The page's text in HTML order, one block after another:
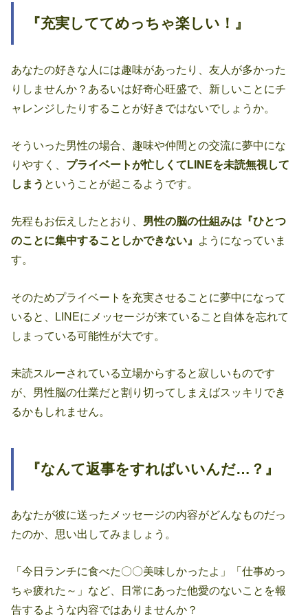
『充実しててめっちゃ楽しい！』
あなたの好きな人には趣味があったり、友人が多かった
りしませんか？あるいは好奇心旺盛で、新しいことにチ
ャレンジしたりすることが好きではないでしょうか。
そういった男性の場合、趣味や仲間との交流に夢中にな
りやすく、 プライベートが忙しくてLINEを未読無視して
しまう ということが起こるようです。
先程もお伝えしたとおり、 男性の脳の仕組みは『ひとつ
のことに集中することしかできない』 ようになっていま
す。
そのためプライベートを充実させることに夢中になって
いると、LINEにメッセージが来ていること自体を忘れて
しまっている可能性が大です。
未読スルーされている立場からすると寂しいものです
が、男性脳の仕業だと割り切ってしまえばスッキリでき
るかもしれません。
『なんて返事をすればいいんだ…？』
あなたが彼に送ったメッセージの内容がどんなものだっ
たのか、思い出してみましょう。
「今日ランチに食べた〇〇美味しかったよ」「仕事めっ
ちゃ疲れた～」など、日常にあった他愛のないことを報
告するような内容ではありませんか？